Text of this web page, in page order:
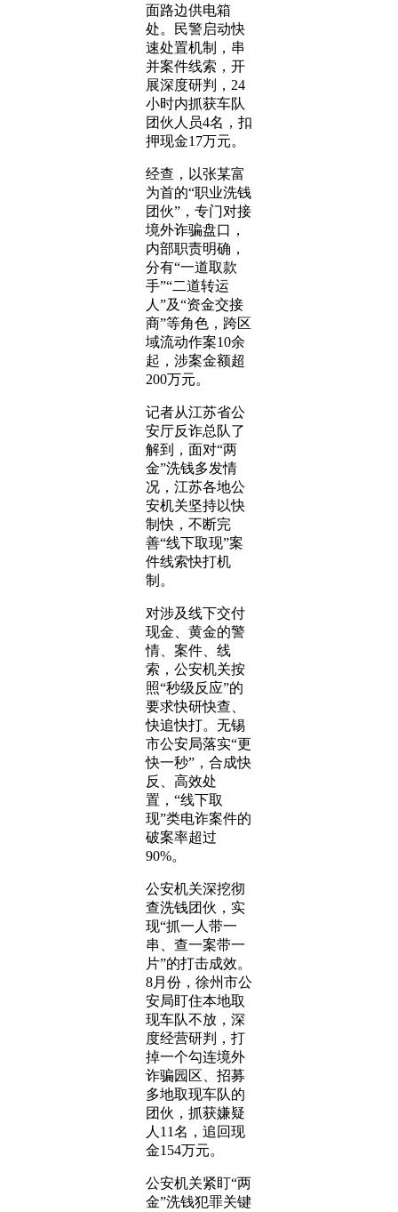
面路边供电箱
处。民警启动快
速处置机制，串
并案件线索，开
展深度研判，24
小时内抓获车队
团伙人员4名，扣
押现金17万元。
经查，以张某富
为首的“职业洗钱
团伙”，专门对接
境外诈骗盘口，
内部职责明确，
分有“一道取款
手”“二道转运
人”及“资金交接
商”等角色，跨区
域流动作案10余
起，涉案金额超
200万元。
记者从江苏省公
安厅反诈总队了
解到，面对“两
金”洗钱多发情
况，江苏各地公
安机关坚持以快
制快，不断完
善“线下取现”案
件线索快打机
制。
对涉及线下交付
现金、黄金的警
情、案件、线
索，公安机关按
照“秒级反应”的
要求快研快查、
快追快打。无锡
市公安局落实“更
快一秒”，合成快
反、高效处
置，“线下取
现”类电诈案件的
破案率超过
90%。
公安机关深挖彻
查洗钱团伙，实
现“抓一人带一
串、查一案带一
片”的打击成效。
8月份，徐州市公
安局盯住本地取
现车队不放，深
度经营研判，打
掉一个勾连境外
诈骗园区、招募
多地取现车队的
团伙，抓获嫌疑
人11名，追回现
金154万元。
公安机关紧盯“两
金”洗钱犯罪关键